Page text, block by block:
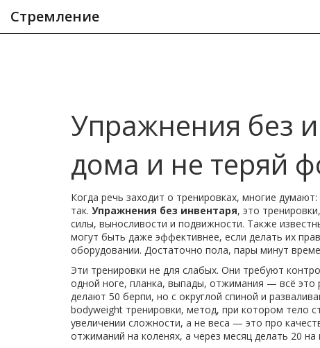
Стремление
Упражнения без
дома и не теряй
Когда речь заходит о тренировках, многие
так. Упражнения без инвентаря, это
силы, выносливости и подвижности. Также
могут быть даже эффективнее, если делать их
оборудовании. Достаточно пола, пары минут
Эти тренировки не для слабых. Они требуют
одной ноге, планка, выпады, отжимания — всё это
делают 50 берпи, но с округлой спиной и
bodyweight тренировки, метод, при котором тело
увеличении сложности, а не веса — это про
отжиманий на коленях, а через месяц делать 20